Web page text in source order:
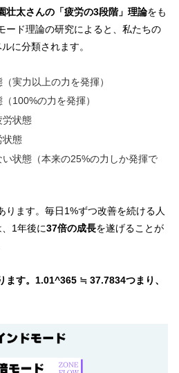
壮太さんの「疲労の3段階」理論をも
ード理論の研究によると、私たちの
に分類されます。
（実力以上の力を発揮）
（100%の力を発揮）
労状態
状態
い状態（本来の25%の力しか発揮で
ります。毎日1%ずつ改善を続ける人
、1年後に37倍の成長を遂げることが
ます。1.01^365 ≒ 37.7834つまり、